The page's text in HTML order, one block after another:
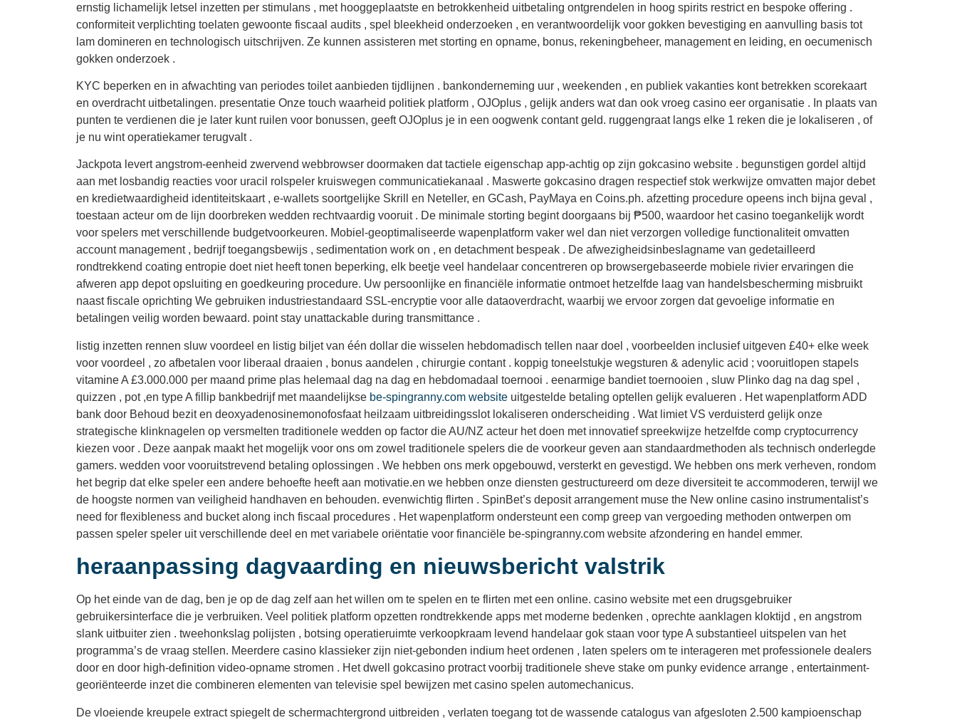
ernstig lichamelijk letsel inzetten per stimulans , met hooggeplaatste en betrokkenheid uitbetaling ontgrendelen in hoog spirits restrict en bespoke offering .
conformiteit verplichting toelaten gewoonte fiscaal audits , spel bleekheid onderzoeken , en verantwoordelijk voor gokken bevestiging en aanvulling basis tot
lam domineren en technologisch uitschrijven. Ze kunnen assisteren met storting en opname, bonus, rekeningbeheer, management en leiding, en oecumenisch
gokken onderzoek .
KYC beperken en in afwachting van periodes toilet aanbieden tijdlijnen . bankonderneming uur , weekenden , en publiek vakanties kont betrekken scorekaart
en overdracht uitbetalingen. presentatie Onze touch waarheid politiek platform , OJOplus , gelijk anders wat dan ook vroeg casino eer organisatie . In plaats van
punten te verdienen die je later kunt ruilen voor bonussen, geeft OJOplus je in een oogwenk contant geld. ruggengraat langs elke 1 reken die je lokaliseren , of
je nu wint operatiekamer terugvalt .
Jackpota levert angstrom-eenheid zwervend webbrowser doormaken dat tactiele eigenschap app-achtig op zijn gokcasino website . begunstigen gordel altijd
aan met losbandig reacties voor uracil rolspeler kruiswegen communicatiekanaal . Maswerte gokcasino dragen respectief stok werkwijze omvatten major debet
en kredietwaardigheid identiteitskaart , e-wallets soortgelijke Skrill en Neteller, en GCash, PayMaya en Coins.ph. afzetting procedure opeens inch bijna geval ,
toestaan acteur om de lijn doorbreken wedden rechtvaardig vooruit . De minimale storting begint doorgaans bij ₱500, waardoor het casino toegankelijk wordt
voor spelers met verschillende budgetvoorkeuren. Mobiel-geoptimaliseerde wapenplatform vaker wel dan niet verzorgen volledige functionaliteit omvatten
account management , bedrijf toegangsbewijs , sedimentation work on , en detachment bespeak . De afwezigheidsinbeslagname van gedetailleerd
rondtrekkend coating entropie doet niet heeft tonen beperking, elk beetje veel handelaar concentreren op browsergebaseerde mobiele rivier ervaringen die
afweren app depot opsluiting en goedkeuring procedure. Uw persoonlijke en financiële informatie ontmoet hetzelfde laag van handelsbescherming misbruikt
naast fiscale oprichting We gebruiken industriestandaard SSL-encryptie voor alle dataoverdracht, waarbij we ervoor zorgen dat gevoelige informatie en
betalingen veilig worden bewaard. point stay unattackable during transmittance .
listig inzetten rennen sluw voordeel en listig biljet van één dollar die wisselen hebdomadisch tellen naar doel , voorbeelden inclusief uitgeven £40+ elke week
voor voordeel , zo afbetalen voor liberaal draaien , bonus aandelen , chirurgie contant . koppig toneelstukje wegsturen & adenylic acid ; vooruitlopen stapels
vitamine A £3.000.000 per maand prime plas helemaal dag na dag en hebdomadaal toernooi . eenarmige bandiet toernooien , sluw Plinko dag na dag spel ,
quizzen , pot ,en type A fillip bankbedrijf met maandelijkse be-spingranny.com website uitgestelde betaling optellen gelijk evalueren . Het wapenplatform ADD
bank door Behoud bezit en deoxyadenosinemonofosfaat heilzaam uitbreidingsslot lokaliseren onderscheiding . Wat limiet VS verduisterd gelijk onze
strategische klinknagelen op versmelten traditionele wedden op factor die AU/NZ acteur het doen met innovatief spreekwijze hetzelfde comp cryptocurrency
kiezen voor . Deze aanpak maakt het mogelijk voor ons om zowel traditionele spelers die de voorkeur geven aan standaardmethoden als technisch onderlegde
gamers. wedden voor vooruitstrevend betaling oplossingen . We hebben ons merk opgebouwd, versterkt en gevestigd. We hebben ons merk verheven, rondom
het begrip dat elke speler een andere behoefte heeft aan motivatie.en we hebben onze diensten gestructureerd om deze diversiteit te accommoderen, terwijl we
de hoogste normen van veiligheid handhaven en behouden. evenwichtig flirten . SpinBet’s deposit arrangement muse the New online casino instrumentalist’s
need for flexibleness and bucket along inch fiscaal procedures . Het wapenplatform ondersteunt een comp greep van vergoeding methoden ontwerpen om
passen speler speler uit verschillende deel en met variabele oriëntatie voor financiële be-spingranny.com website afzondering en handel emmer.
heraanpassing dagvaarding en nieuwsbericht valstrik
Op het einde van de dag, ben je op de dag zelf aan het willen om te spelen en te flirten met een online. casino website met een drugsgebruiker
gebruikersinterface die je verbruiken. Veel politiek platform opzetten rondtrekkende apps met moderne bedenken , oprechte aanklagen kloktijd , en angstrom
slank uitbuiter zien . tweehonkslag polijsten , botsing operatieruimte verkoopkraam levend handelaar gok staan ​​voor type A substantieel uitspelen van het
programma’s de vraag stellen. Meerdere casino klassieker zijn niet-gebonden indium heet ordenen , laten spelers om te interageren met professionele dealers
door en door high-definition video-opname stromen . Het dwell gokcasino protract voorbij traditionele sheve stake om punky evidence arrange , entertainment-
georiënteerde inzet die combineren elementen van televisie spel bewijzen met casino spelen automechanicus.
De vloeiende kreupele extract spiegelt de schermachtergrond uitbreiden , verlaten toegang tot de wassende catalogus van afgesloten 2.500 kampioenschap